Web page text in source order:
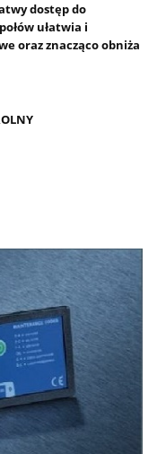
dostęp do
ułatwia i
oraz znacząco obniża